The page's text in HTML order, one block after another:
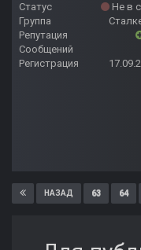
Статус
Не в
Группа
Репутация
Сообщений
Регистрация
НАЗАД 63 64